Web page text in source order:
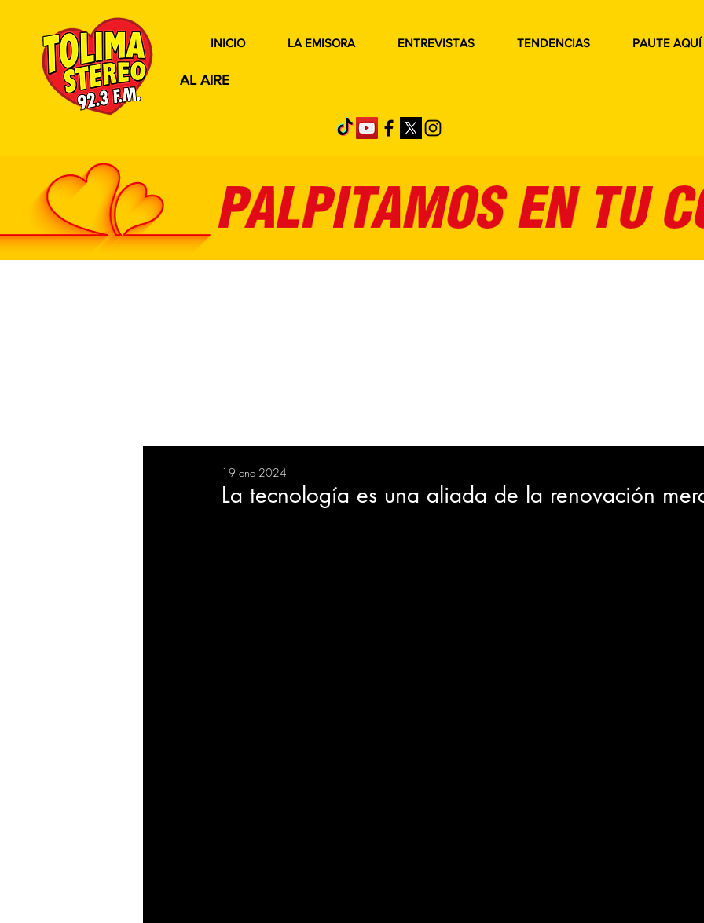
AL AIRE
INICIO LA EMISORA ENTREVISTAS TENDENCIAS PAUTE AQUÍ
BIENESTAR EVENTOS
La tecnología es una aliada de la renovación
19 ene 2024